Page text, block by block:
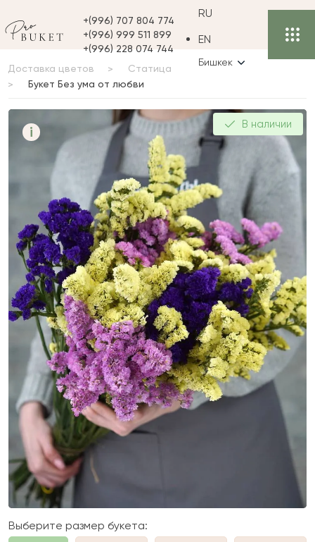
+(996) 707 804 774
+(996) 999 511 899
+(996) 228 074 744
RU
EN
Бишкек
Доставка цветов
Статица
Букет Без ума от любви
i
Букет Без ума от любви В наличии
Выберите размер букета: